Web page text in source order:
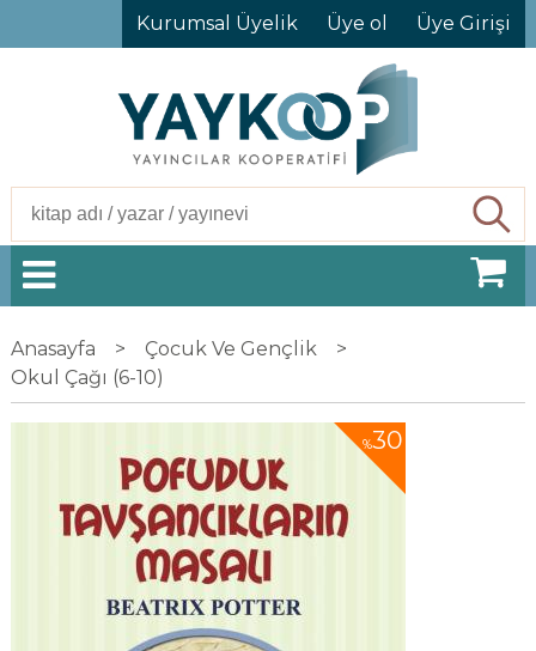
Kurumsal Üyelik Üye ol Üye Girişi
Anasayfa > Çocuk Ve Gençlik
>
Okul Çağı (6-10)
%30